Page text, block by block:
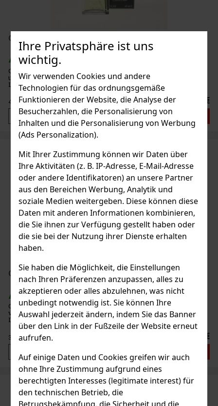
Ihre Privatsphäre ist uns
wichtig.
Wir verwenden Cookies und andere
Technologien für das ordnungsgemäße
Funktionieren der Website, die Analyse der
Besucherzahlen, die Personalisierung von
Inhalten und die Personalisierung von Werbung
(Ads Personalization).
Mit Ihrer Zustimmung können wir Daten über
Ihre Aktivitäten (z. B. IP-Adresse, E-Mail-Adresse
oder andere Identifikatoren) an unsere Partner
aus den Bereichen Werbung, Analytik und
soziale Medien weitergeben. Diese können diese
Daten mit anderen Informationen kombinieren,
die Sie ihnen zur Verfügung gestellt haben oder
die sie bei der Nutzung ihrer Dienste erhalten
haben.
Sie haben die Möglichkeit, die Einstellungen
nach Ihren Präferenzen anzupassen, alles zu
akzeptieren oder alles abzulehnen, was nicht
unbedingt notwendig ist. Sie können Ihre
Auswahl jederzeit ändern, indem Sie das Banner
über den Link in der Fußzeile der Website erneut
aufrufen.
Auf einige Daten und Cookies greifen wir auch
ohne Ihre Zustimmung aufgrund eines
berechtigten Interesses (legitimate interest) für
den technischen Betrieb, die
Calvin Klein Eternity For Men EdT 50 ml
AUF LAGER(3 st)
Calvin Klein Eternity For Men Eau de Toilette ist ein klassischer
und unverkennbar maskuliner Duft, der das Ideal von dauerhafter
Liebe und Engagement verkörpert. Der 50ml-Flakon ist die Essenz
der Raffinesse und des klaren, modernen Lebensstils, für
40.83€ ohne VAT 49.40 €
Bestellen
Gucci Rush Woman EdT 75 ml
AUF LAGER(> 5 st)
Gucci Rush ist ein ikonischer, sofort erkennbarer Duft – impulsiv,
verführerisch und süchtig machend. Er gehört zu den gewagtesten
Düften der Marke Gucci und wirkt wie ein sinnlicher „Rausch”, der
seinem Namen alle Ehre macht. Er zeichnet sich durch
39.18€ ohne VAT 47.41 €